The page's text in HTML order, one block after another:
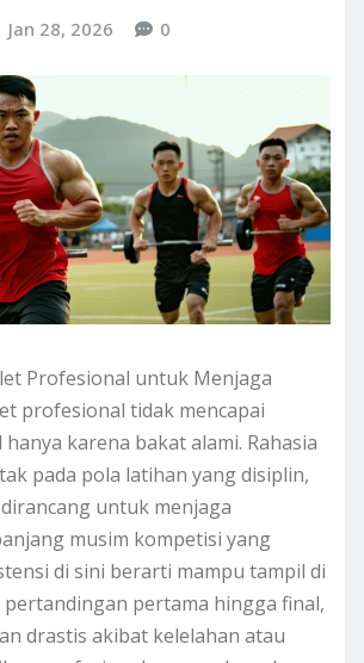
Jan 28, 2026 0
Profesional untuk Menjaga
profesional tidak mencapai
karena bakat alami. Rahasia
pada pola latihan yang disiplin,
untuk menjaga
musim kompetisi yang
di sini berarti mampu tampil di
pertama hingga final,
drastis akibat kelelahan atau